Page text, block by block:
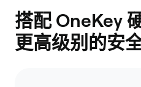
搭配 OneKey
更高级别的安